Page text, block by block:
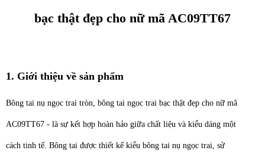
bạc thật đẹp cho nữ mã AC09TT67
1. Giới thiệu về sản phẩm
Bông tai nụ ngọc trai tròn, bông tai ngọc trai bạc thật đẹp cho nữ mã
AC09TT67 - là sự kết hợp hoàn hảo giữa chất liệu và kiểu dáng một
cách tinh tế. Bông tai được thiết kế kiểu bông tai nụ ngọc trai, sử